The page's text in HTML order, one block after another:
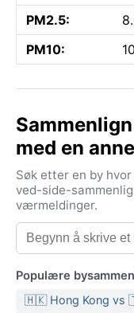
PM2.5:
PM10:
med en
Søk etter en by
ved-side-
værmeldinger.
Populære
🇭🇰 Hong Kong vs